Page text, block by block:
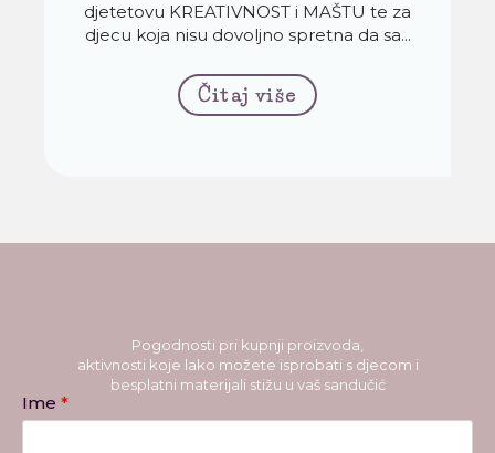
djetetovu KREATIVNOST i MAŠTU te za
djecu koja nisu dovoljno spretna da sa...
Čitaj više
Pogodnosti pri kupnji proizvoda,
aktivnosti koje lako možete isprobati s djecom i
besplatni materijali stižu u vaš sandučić
Ime *